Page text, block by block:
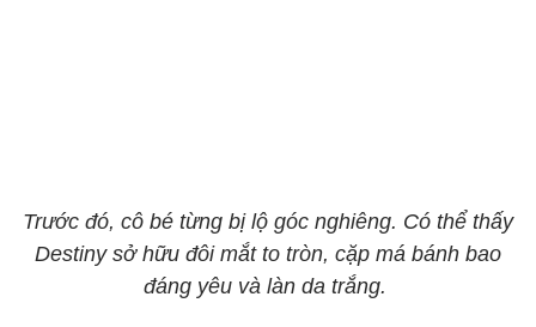
Trước đó, cô bé từng bị lộ góc nghiêng. Có thể thấy
Destiny sở hữu đôi mắt to tròn, cặp má bánh bao
đáng yêu và làn da trắng.